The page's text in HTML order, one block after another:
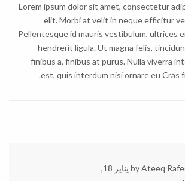
Lorem ipsum dolor sit amet, consectetur
elit. Morbi at velit in neque efficitur
Pellentesque id mauris vestibulum, ultrices
hendrerit ligula. Ut magna felis,
finibus a, finibus at purus. Nulla viverra
est, quis interdum nisi ornare eu Cras
byAteeq
يناير 18,